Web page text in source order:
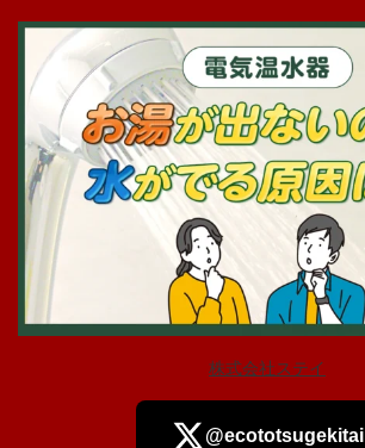
株式会社ステイ
@ecototsugekitai